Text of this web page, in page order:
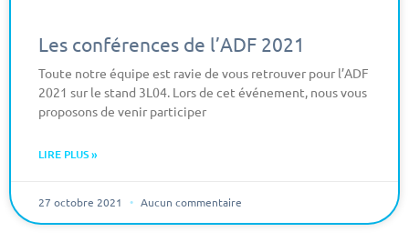
Les conférences de l’ADF 2021
Toute notre équipe est ravie de vous retrouver pour l’ADF
2021 sur le stand 3L04. Lors de cet événement, nous vous
proposons de venir participer
LIRE PLUS »
27 octobre 2021 Aucun commentaire